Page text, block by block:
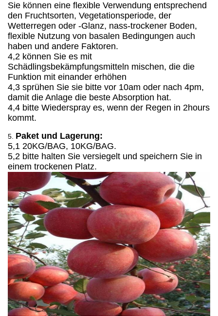
Sie können eine flexible Verwendung entsprechend
den Fruchtsorten, Vegetationsperiode, der
Wetterregen oder -Glanz, nass-trockener Boden,
flexible Nutzung von basalen Bedingungen auch
haben und andere Faktoren.
4,2 können Sie es mit
Schädlingsbekämpfungsmitteln mischen, die die
Funktion mit einander erhöhen
4,3 sprühen Sie sie bitte vor 10am oder nach 4pm,
damit die Anlage die beste Absorption hat.
4,4 bitte Wiederspray es, wenn der Regen in 2hours
kommt.
5. Paket und Lagerung:
5,1 20KG/BAG, 10KG/BAG.
5,2 bitte halten Sie versiegelt und speichern Sie in
einem trockenen Platz.